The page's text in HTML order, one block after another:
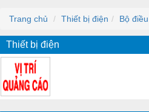
Trang chủ Thiết bị điện Bộ
Thiết bị điện